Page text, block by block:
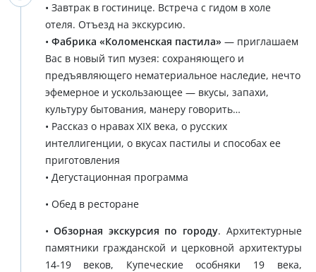
• Завтрак в гостинице. Встреча с гидом в холе
отеля. Отъезд на экскурсию.
• Фабрика «Коломенская пастила» — приглашаем
Вас в новый тип музея: сохраняющего и
предъявляющего нематериальное наследие, нечто
эфемерное и ускользающее — вкусы, запахи,
культуру бытования, манеру говорить…
• Рассказ о нравах XIX века, о русских
интеллигенции, о вкусах пастилы и способах ее
приготовления
• Дегустационная программа
• Обед в ресторане
•Обзорная экскурсия по городу. Архитектурные
памятники гражданской и церковной архитектуры
14-19 веков, Купеческие особняки 19 века,